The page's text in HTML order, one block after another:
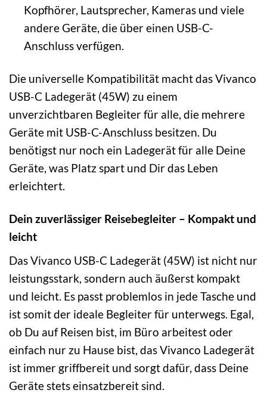
Kopfhörer, Lautsprecher, Kameras und viele
andere Geräte, die über einen USB-C-
Anschluss verfügen.
Die universelle Kompatibilität macht das Vivanco
USB-C Ladegerät (45W) zu einem
unverzichtbaren Begleiter für alle, die mehrere
Geräte mit USB-C-Anschluss besitzen. Du
benötigst nur noch ein Ladegerät für alle Deine
Geräte, was Platz spart und Dir das Leben
erleichtert.
Dein zuverlässiger Reisebegleiter – Kompakt und
leicht
Das Vivanco USB-C Ladegerät (45W) ist nicht nur
leistungsstark, sondern auch äußerst kompakt
und leicht. Es passt problemlos in jede Tasche und
ist somit der ideale Begleiter für unterwegs. Egal,
ob Du auf Reisen bist, im Büro arbeitest oder
einfach nur zu Hause bist, das Vivanco Ladegerät
ist immer griffbereit und sorgt dafür, dass Deine
Geräte stets einsatzbereit sind.